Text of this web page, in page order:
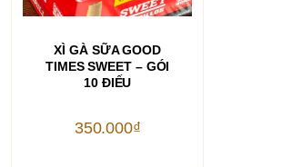
THÊM VÀO GIỎ HÀNG
XÌ GÀ SỮA GOOD
TIMES SWEET – GÓI
10 ĐIẾU
350.000₫